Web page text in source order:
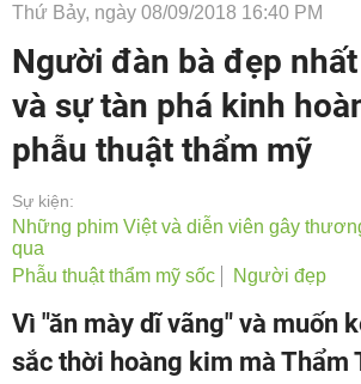
Thứ Bảy, ngày 08/09/2018 16:40 PM
Người đàn bà đẹp nhất
và sự tàn phá kinh
phẫu thuật thẩm mỹ
Sự kiện:
Những phim Việt và diễn viên gây
qua
Phẫu thuật thẩm mỹ sốc
Người đẹp
Vì "ăn mày dĩ vãng" và muốn
sắc thời hoàng kim mà Thẩm